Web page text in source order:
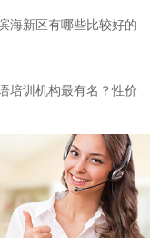
海新区有哪些比较好的
培训机构最有名？性价